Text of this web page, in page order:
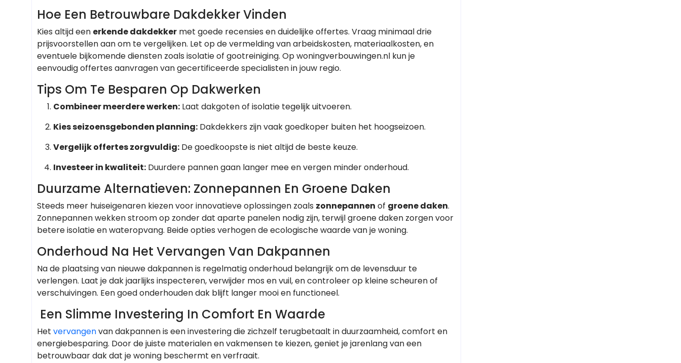
Hoe Een Betrouwbare Dakdekker Vinden
Kies altijd een erkende dakdekker met goede recensies en duidelijke offertes. Vraag minimaal drie
prijsvoorstellen aan om te vergelijken. Let op de vermelding van arbeidskosten, materiaalkosten, en
eventuele bijkomende diensten zoals isolatie of gootreiniging. Op woningverbouwingen.nl kun je
eenvoudig offertes aanvragen van gecertificeerde specialisten in jouw regio.
Tips Om Te Besparen Op Dakwerken
Combineer meerdere werken: Laat dakgoten of isolatie tegelijk uitvoeren.
Kies seizoensgebonden planning: Dakdekkers zijn vaak goedkoper buiten het hoogseizoen.
Vergelijk offertes zorgvuldig: De goedkoopste is niet altijd de beste keuze.
Investeer in kwaliteit: Duurdere pannen gaan langer mee en vergen minder onderhoud.
Duurzame Alternatieven: Zonnepannen En Groene Daken
Steeds meer huiseigenaren kiezen voor innovatieve oplossingen zoals zonnepannen of groene daken.
Zonnepannen wekken stroom op zonder dat aparte panelen nodig zijn, terwijl groene daken zorgen voor
betere isolatie en wateropvang. Beide opties verhogen de ecologische waarde van je woning.
Onderhoud Na Het Vervangen Van Dakpannen
Na de plaatsing van nieuwe dakpannen is regelmatig onderhoud belangrijk om de levensduur te
verlengen. Laat je dak jaarlijks inspecteren, verwijder mos en vuil, en controleer op kleine scheuren of
verschuivingen. Een goed onderhouden dak blijft langer mooi en functioneel.
Een Slimme Investering In Comfort En Waarde
Het vervangenvan dakpannen is een investering die zichzelf terugbetaalt in duurzaamheid, comfort en
energiebesparing. Door de juiste materialen en vakmensen te kiezen, geniet je jarenlang van een
betrouwbaar dak dat je woning beschermt en verfraait.